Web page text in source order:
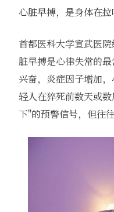
心脏早搏，是身体在拉
首都医科大学宣武医
脏早搏是心律失常的
兴奋，炎症因子增加
轻人在猝死前数天或
下"的预警信号，但往往